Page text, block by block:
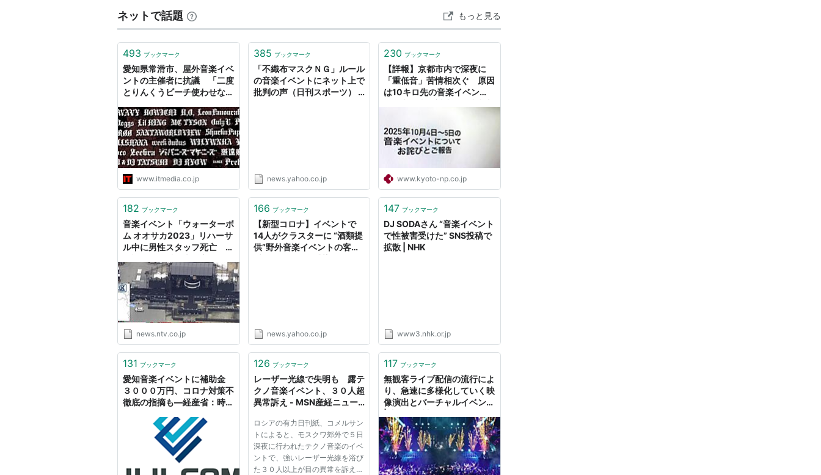
ネットで話題 もっと見る
493 ブックマーク
愛知県常滑市、屋外音楽イベ
ントの主催者に抗議 「二度
とりんくうビーチ使わせな
www.itmedia.co.jp
385 ブックマーク
「不織布マスクＮＧ」ルール
の音楽イベントにネット上で
批判の声（日刊スポーツ） -
news.yahoo.co.jp
230 ブックマーク
【詳報】京都市内で深夜に
「重低音」苦情相次ぐ 原因
は10キロ先の音楽イベン
聞デジタル 京都・滋賀のニ
ュースサイト
www.kyoto-np.co.jp
182 ブックマーク
音楽イベント「ウォーターボ
ム オオサカ2023」リハーサ
ル中に男性スタッフ死亡 水
news.ntv.co.jp
166 ブックマーク
【新型コロナ】イベントで
14人がクラスターに “酒類提
供”野外音楽イベントの客か
news.yahoo.co.jp
147 ブックマーク
DJ SODAさん “音楽イベント
で性被害受けた” SNS投稿で
拡散 | NHK
www3.nhk.or.jp
131 ブックマーク
愛知音楽イベントに補助金
３０００万円、コロナ対策不
徹底の指摘も―経産省：時事
126 ブックマーク
レーザー光線で失明も 露テ
クノ音楽イベント、３０人超
異常訴え - MSN産経ニュー
ロシアの有力日刊紙、コメルサン
トによると、モスクワ郊外で５日
深夜に行われたテクノ音楽のイベ
ントで、強いレーザー光線を浴び
た３０人以上が目の異常を訴え、
117 ブックマーク
無観客ライブ配信の流行によ
り、急速に多様化していく映
像演出とバーチャルイベント
ック下の音楽イベントの可能
性 （前編：仮想空間編 ） -
音楽ナタリー コラム